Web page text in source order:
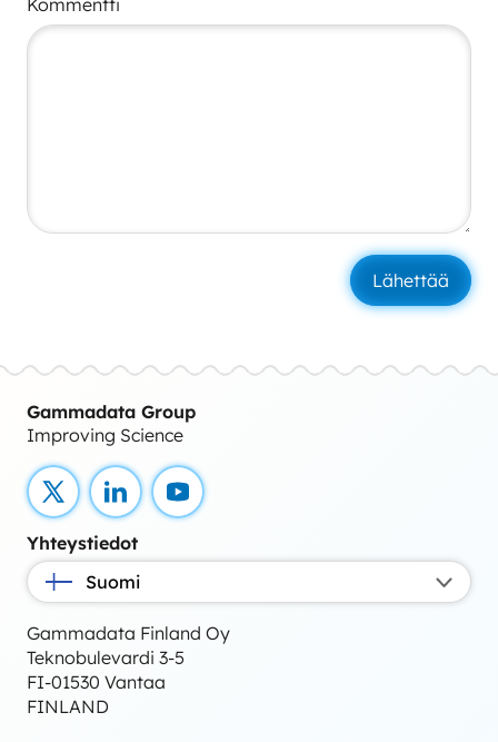
Kommentti
Gammadata Group
Improving Science
X LinkedInYouTube
Yhteystiedot
Suomi
Gammadata Finland Oy
Teknobulevardi 3-5
FI-01530 Vantaa
FINLAND